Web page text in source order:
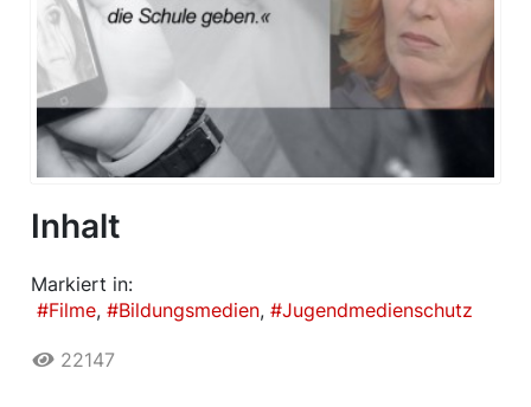
Inhalt
Markiert in:
Filme
Bildungsmedien Jugendmedienschutz
22147